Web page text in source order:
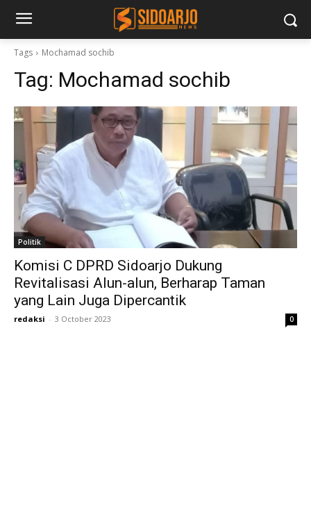
Tags Mochamad sochib
Tag: Mochamad sochib
Politik
Komisi C DPRD Sidoarjo Dukung
Revitalisasi Alun-alun, Berharap Taman
yang Lain Juga Dipercantik
redaksi - 3 October 2023 0